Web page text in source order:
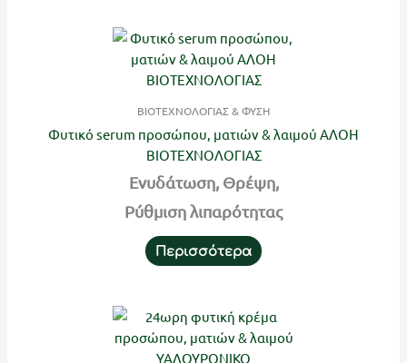
ΒΙΟΤΕΧΝΟΛΟΓΙΑΣ & ΦΥΣΗ
Φυτικό serum προσώπου, ματιών & λαιμού ΑΛΟΗ
ΒΙΟΤΕΧΝΟΛΟΓΙΑΣ
Ενυδάτωση, Θρέψη,
Ρύθμιση λιπαρότητας
Περισσότερα